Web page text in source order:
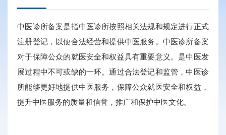
中医诊所备案是指中医诊所按照相关法规和规定进行正式
注册登记，以便合法经营和提供中医服务。中医诊所备案
对于保障公众的就医安全和权益具有重要意义。是中医发
展过程中不可或缺的一环。通过合法登记和监管，中医诊
所能够更好地提供中医服务，保障公众就医安全和权益，
提升中医服务的质量和信誉，推广和保护中医文化。